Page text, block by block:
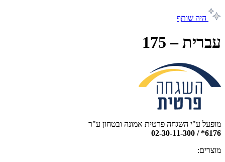
היה שותף
עברית – 175
מופעל ע"י השגחה פרטית אמונה ובטחון ע"ר
6176* / 02-30-11-300
מוצרים: